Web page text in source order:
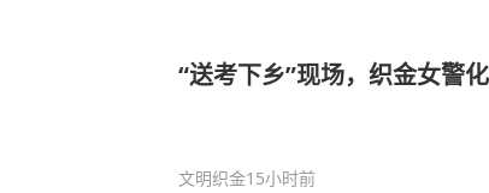
“送考下乡”现场，织金女警
文明织金15小时前